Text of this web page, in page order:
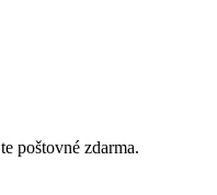
poštovné zdarma.